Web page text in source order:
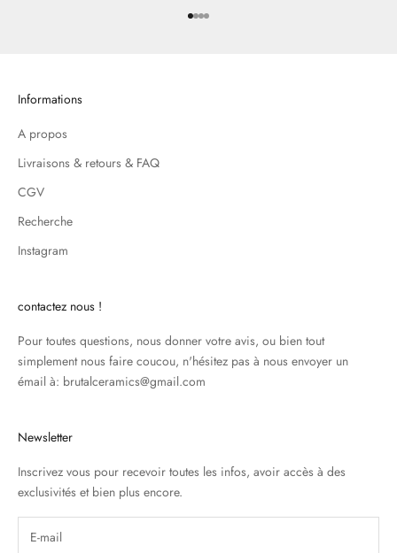
Aller à l'élément 1
Aller à l'élément 2
Aller à l'élément 3
Aller à l'élément 4
Informations
A propos
Livraisons & retours & FAQ
CGV
Recherche
Instagram
contactez nous !
Pour toutes questions, nous donner votre avis, ou bien tout
simplement nous faire coucou, n'hésitez pas à nous envoyer un
émail à: brutalceramics@gmail.com
Newsletter
Inscrivez vous pour recevoir toutes les infos, avoir accès à des
exclusivités et bien plus encore.